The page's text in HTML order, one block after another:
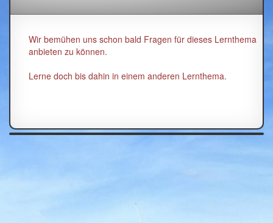
Wir bemühen uns schon bald Fragen für dieses Lernthema
anbieten zu können.
Lerne doch bis dahin in einem anderen Lernthema.